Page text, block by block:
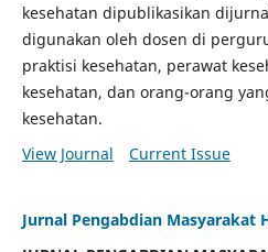
kesehatan dipublikasikan
digunakan oleh dosen di
praktisi kesehatan, perawat
kesehatan, dan orang-orang
kesehatan.
View Journal
Current Issue
Jurnal Pengabdian Masyarakat